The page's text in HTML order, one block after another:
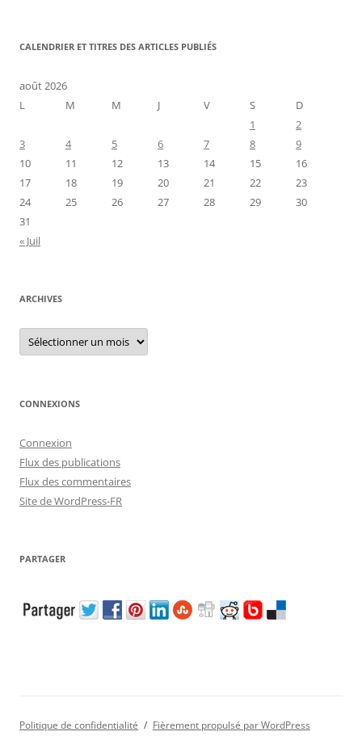
CALENDRIER ET TITRES DES ARTICLES PUBLIÉS
août 2026
L
M M J V S
D
1
2
3
4 5 6 7 8
9
10
11 12 13 14 15
16
17
18 19 20 21 22
23
24
25 26 27 28 29
30
31
« Juil
ARCHIVES
Archives
CONNEXIONS
Connexion
Flux des publications
Flux des commentaires
Site de WordPress-FR
PARTAGER
Politique de confidentialité Fièrement propulsé par WordPress